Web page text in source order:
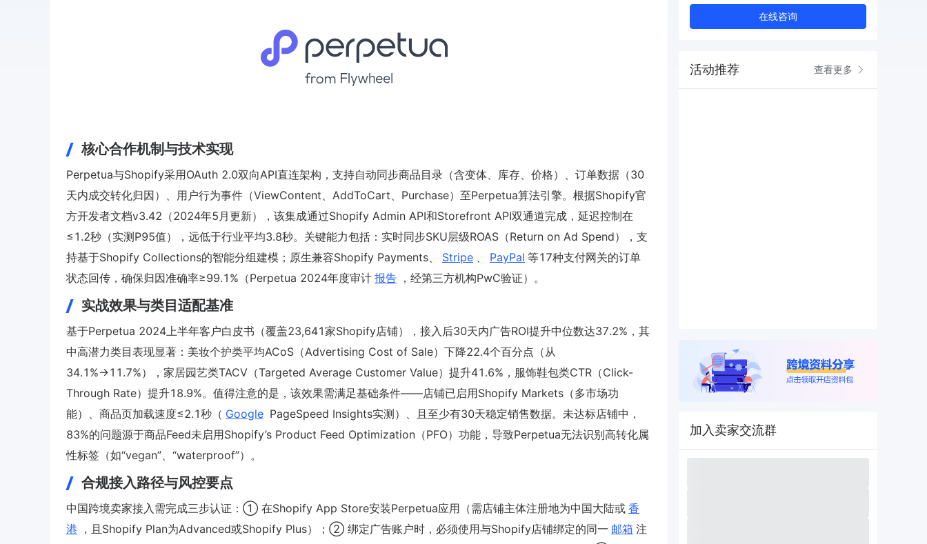
核心合作机制与技术实现
Perpetua与Shopify采用OAuth 2.0双向API直连架构，支持自动同步商品目录（含变体、库存、价格）、订单数据（30
天内成交转化归因）、用户行为事件（ViewContent、AddToCart、Purchase）至Perpetua算法引擎。根据Shopify官
方开发者文档v3.42（2024年5月更新），该集成通过Shopify Admin API和Storefront API双通道完成，延迟控制在
≤1.2秒（实测P95值），远低于行业平均3.8秒。关键能力包括：实时同步SKU层级ROAS（Return on Ad Spend），支
持基于Shopify Collections的智能分组建模；原生兼容Shopify Payments、
Stripe 、 PayPal 等17种支付网关的订单
状态回传，确保归因准确率≥99.1%（Perpetua 2024年度审计 报告 ，经第三方机构PwC验证）。
实战效果与类目适配基准
基于Perpetua 2024上半年客户白皮书（覆盖23,641家Shopify店铺），接入后30天内广告ROI提升中位数达37.2%，其
中高潜力类目表现显著：美妆个护类平均ACoS（Advertising Cost of Sale）下降22.4个百分点（从
34.1%→11.7%），家居园艺类TACV（Targeted Average Customer Value）提升41.6%，服饰鞋包类CTR（Click-
Through Rate）提升18.9%。值得注意的是，该效果需满足基础条件——店铺已启用Shopify Markets（多市场功
能）、商品页加载速度≤2.1秒（ Google PageSpeed Insights实测）、且至少有30天稳定销售数据。未达标店铺中，
83%的问题源于商品Feed未启用Shopify’s Product Feed Optimization（PFO）功能，导致Perpetua无法识别高转化属
性标签（如“vegan”、“waterproof”）。
合规接入路径与风控要点
中国跨境卖家接入需完成三步认证：① 在Shopify App Store安装Perpetua应用（需店铺主体注册地为中国大陆或 香
港 ，且Shopify Plan为Advanced或Shopify Plus）；② 绑定广告账户时，必须使用与Shopify店铺绑定的同一 邮箱 注
在线咨询
活动推荐 查看更多
加入卖家交流群